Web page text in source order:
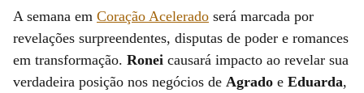
A semana em Coração Acelerado será marcada por
revelações surpreendentes, disputas de poder e romances
em transformação. Ronei causará impacto ao revelar sua
verdadeira posição nos negócios de Agrado e Eduarda,